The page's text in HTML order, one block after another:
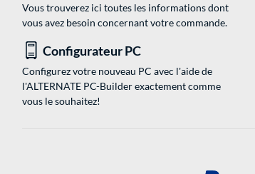
Vous trouverez ici toutes les informations dont
vous avez besoin concernant votre commande.
Configurateur PC
Configurez votre nouveau PC avec l'aide de
l'ALTERNATE PC-Builder exactement comme
vous le souhaitez!